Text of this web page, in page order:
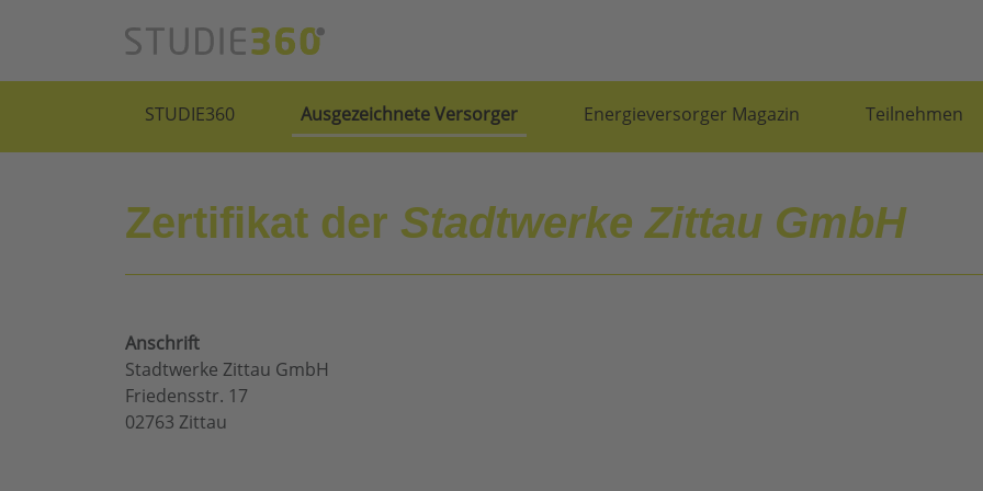
STUDIE360 Ausgezeichnete Versorger Energieversorger Magazin Teilnehmen
Zertifikat der Stadtwerke Zittau GmbH
Anschrift
Stadtwerke Zittau GmbH
Friedensstr. 17
02763 Zittau